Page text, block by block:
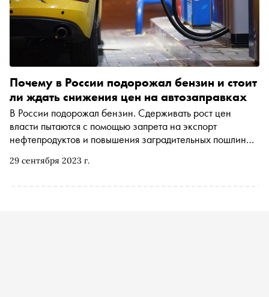
29 сентября 2023 г.
Почему в России подорожал бензин и стоит
ли ждать снижения цен на автозаправках
В России подорожал бензин. Сдерживать рост цен
власти пытаются с помощью запрета на экспорт
нефтепродуктов и повышения заградительных пошлин
топливо на автозаправках — в материале «Сноба»